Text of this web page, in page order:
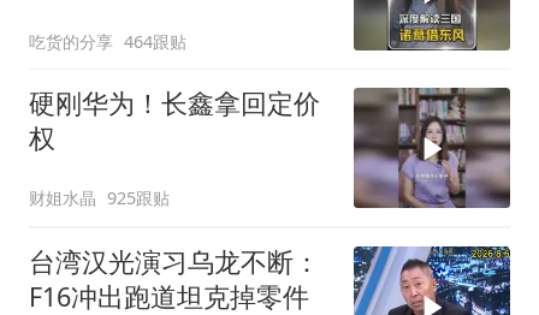
吃货的分享 464跟贴
硬刚华为！长鑫拿回定价
权
财姐水晶 925跟贴
台湾汉光演习乌龙不断：
F16冲出跑道坦克掉零件